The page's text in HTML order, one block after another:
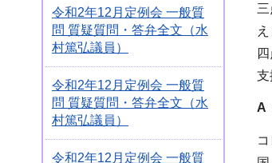
令和2年12月定例会 一般質
問 質疑質問・答弁全文（水
村篤弘議員）
令和2年12月定例会 一般質
問 質疑質問・答弁全文（水
村篤弘議員）
令和2年12月定例会 一般質
支
A